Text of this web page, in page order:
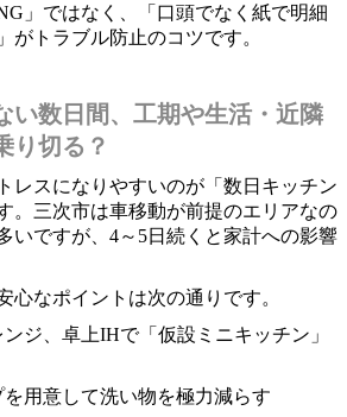
」ではなく、「口頭でなく紙で明細
がトラブル防止のコツです。
い数日間、工期や生活・近隣
り切る？
レスになりやすいのが「数日キッチン
。三次市は車移動が前提のエリアなの
いですが、4～5日続くと家計への影響
心なポイントは次の通りです。
ジ、卓上IHで「仮設ミニキッチン」
用意して洗い物を極力減らす